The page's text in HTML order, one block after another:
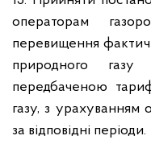
операторам
перевищення
природного
передбаченою
газу, з урахуванням
за відповідні періоди.